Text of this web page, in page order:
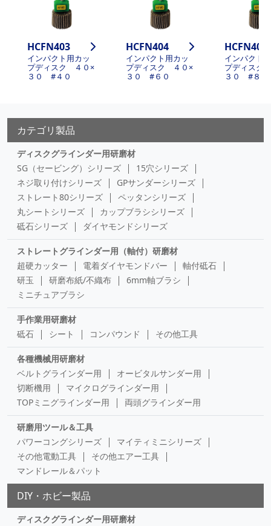
HCFN403
インパクト用カッ
プディスク ４０×
３０ #４０
HCFN404
インパクト用カッ
プディスク ４０×
３０ #６０
HCFN405
インパクト
プディスク
３０ #８０
カテゴリ製品
ディスクグラインダー用研磨材
SG（セービング）シリーズ
15穴シリーズ
ネジ取り付けシリーズ
GPサンダーシリーズ
ストレート80シリーズ
ペッタンシリーズ
丸シートシリーズ
カップブラシシリーズ
砥石シリーズ
ダイヤモンドシリーズ
ストレートグラインダー用（軸付）研磨材
超硬カッター
電着ダイヤモンドバー
軸付砥石
研玉
研磨布紙/不織布
6mm軸ブラシ
ミニチュアブラシ
手作業用研磨材
砥石
シート コンパウンド その他工具
各種機械用研磨材
ベルトグラインダー用
オービタルサンダー用
切断機用
マイクログラインダー用
TOPミニグラインダー用
両頭グラインダー用
研磨用ツール＆工具
パワーコングシリーズ
マイティミニシリーズ
その他電動工具
その他エアー工具
マンドレール＆パット
DIY・ホビー製品
ディスクグラインダー用研磨材